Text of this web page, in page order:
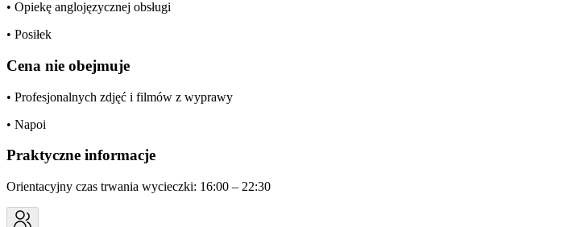
• Opiekę anglojęzycznej obsługi
• Posiłek
Cena nie obejmuje
• Profesjonalnych zdjęć i filmów z wyprawy
• Napoi
Praktyczne informacje
Orientacyjny czas trwania wycieczki: 16:00 – 22:30